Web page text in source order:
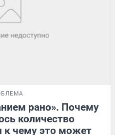
рано». Почему
количество
к чему это может